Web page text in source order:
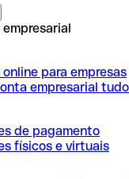
para empresas
empresarial
de pagamento
físicos e virtuais